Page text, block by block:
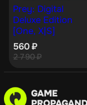
Prey: Digital
Deluxe Edition
[One, X|S]
560₽
2 790₽